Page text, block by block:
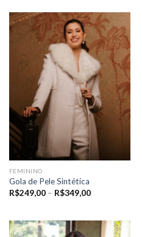
FEMININO
Gola de Pele Sintética
R$249,00 – R$349,00Price
R$349,00